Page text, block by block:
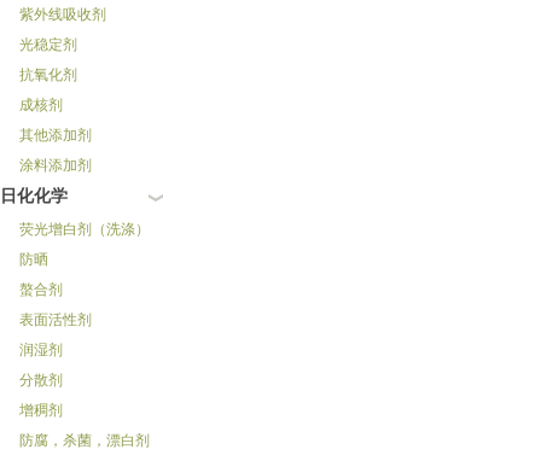
紫外线吸收剂
光稳定剂
抗氧化剂
成核剂
其他添加剂
涂料添加剂
日化化学
荧光增白剂（洗涤）
防晒
螯合剂
表面活性剂
润湿剂
分散剂
增稠剂
防腐，杀菌，漂白剂